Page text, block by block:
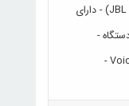
دارای اپ اختصاصی (JBL Headphones App) - دارای
-